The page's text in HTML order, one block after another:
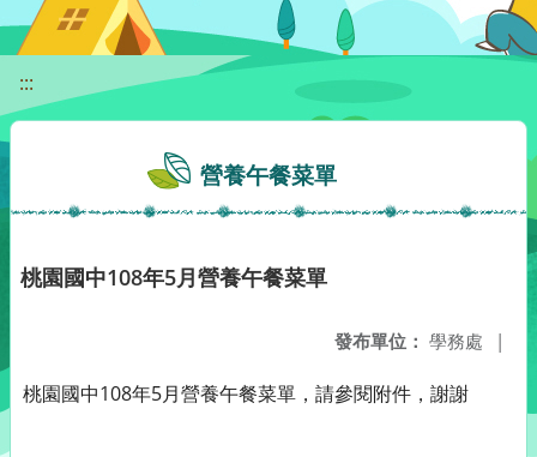
:::
營養午餐菜單
桃園國中108年5月營養午餐菜單
發布單位： 學務處 |
桃園國中108年5月營養午餐菜單，請參閱附件，謝謝